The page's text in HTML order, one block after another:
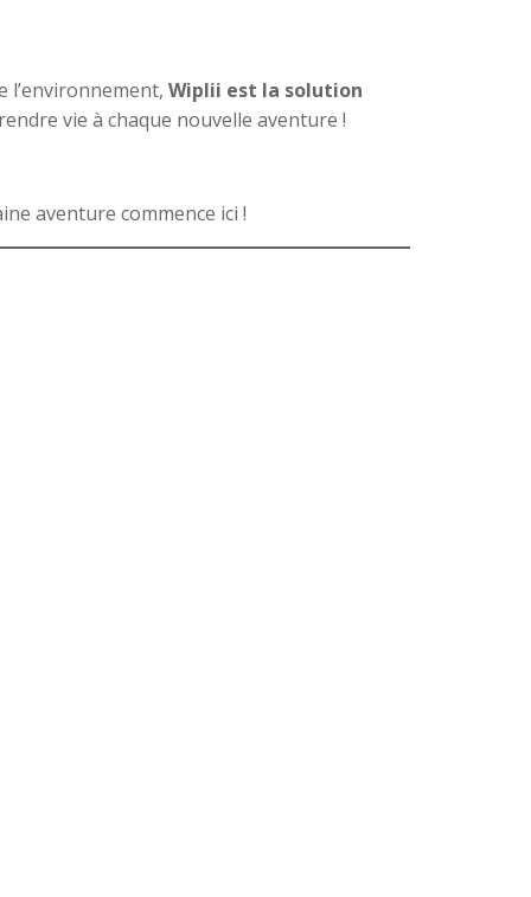
l’environnement, Wiplii est la solution
vie à chaque nouvelle aventure !
aventure commence ici !